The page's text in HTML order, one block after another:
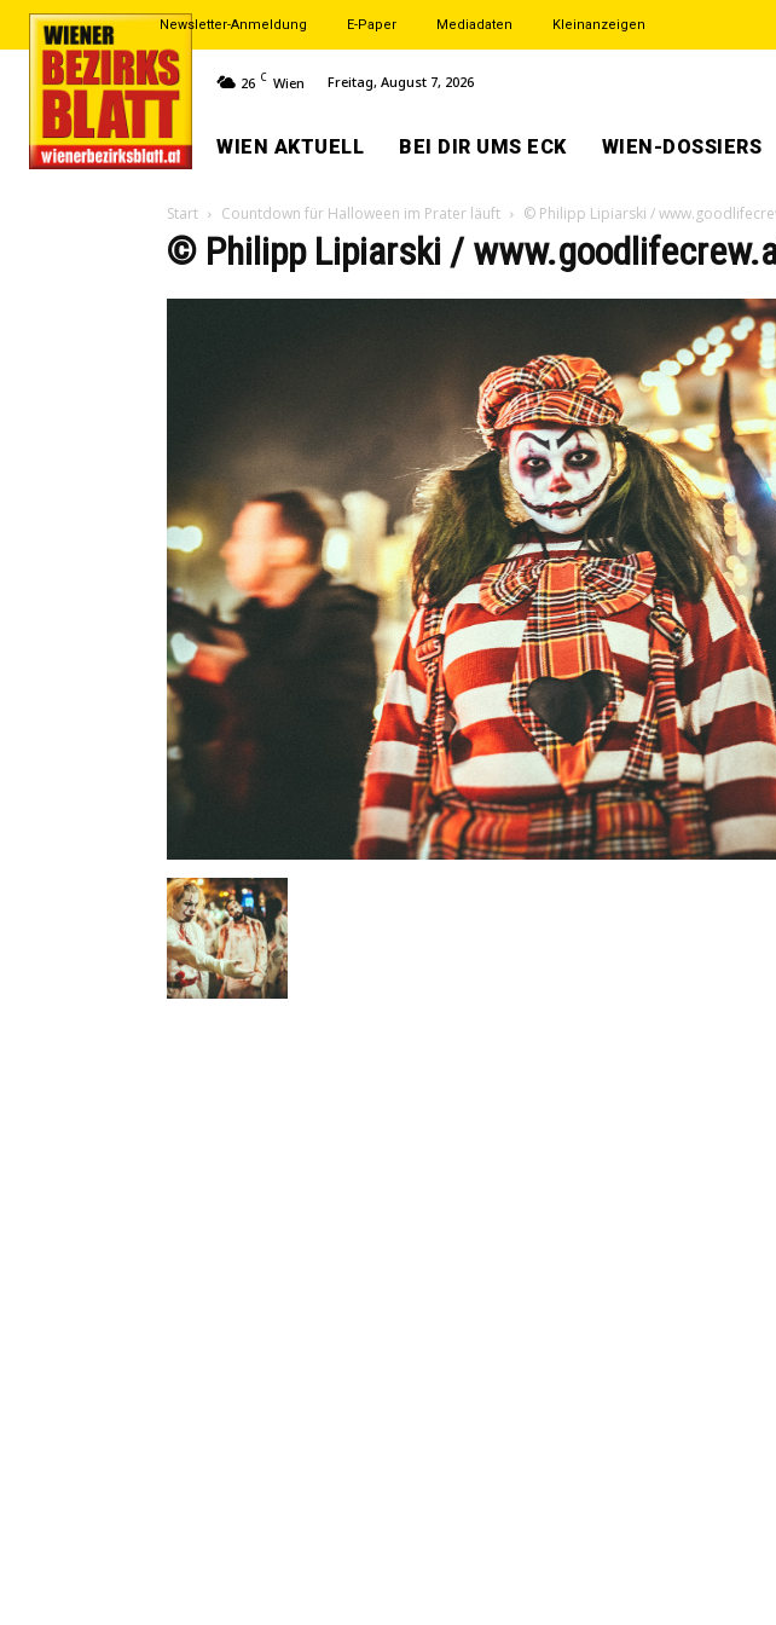
Newsletter-Anmeldung E-Paper Mediadaten Kleinanzeigen
26 C Wien Freitag, August 7, 2026
WIEN AKTUELL BEI DIR UMS ECK WIEN-DOSSIERS
Start Countdown für Halloween im Prater läuft © Philipp Lipiarski /
© Philipp Lipiarski /